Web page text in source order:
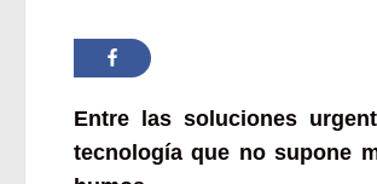
Entre las soluciones
tecnología que no supone